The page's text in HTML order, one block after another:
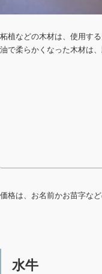
柘植などの木材は、使用す
油で柔らかくなった木材は
価格は、お名前かお苗字な
水牛